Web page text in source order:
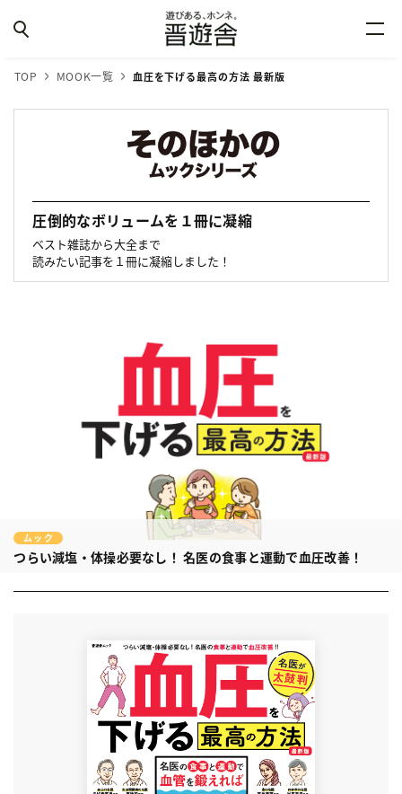
TOP MOOK一覧 血圧を下げる最高の方法 最新版
圧倒的なボリュームを１冊に凝縮
ベスト雑誌から大全まで
読みたい記事を１冊に凝縮しました！
ムック
つらい減塩・体操必要なし！ 名医の食事と運動で血圧改善！